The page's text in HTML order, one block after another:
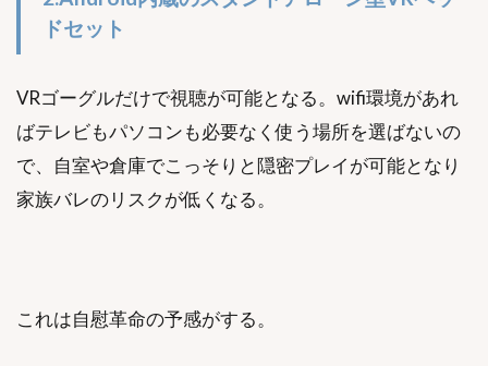
ドセット
VRゴーグルだけで視聴が可能となる。wifi環境があれ
ばテレビもパソコンも必要なく使う場所を選ばないの
で、自室や倉庫でこっそりと隠密プレイが可能となり
家族バレのリスクが低くなる。
これは自慰革命の予感がする。